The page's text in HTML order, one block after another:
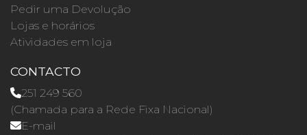
Pedir uma Devolução
Lojas e horários
Atividades em loja
CONTACTO
251 249 560
(Chamada para a Rede Fixa Nacional)
E-mail